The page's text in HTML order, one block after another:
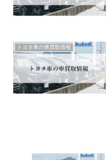
トヨタ車の車買取情報